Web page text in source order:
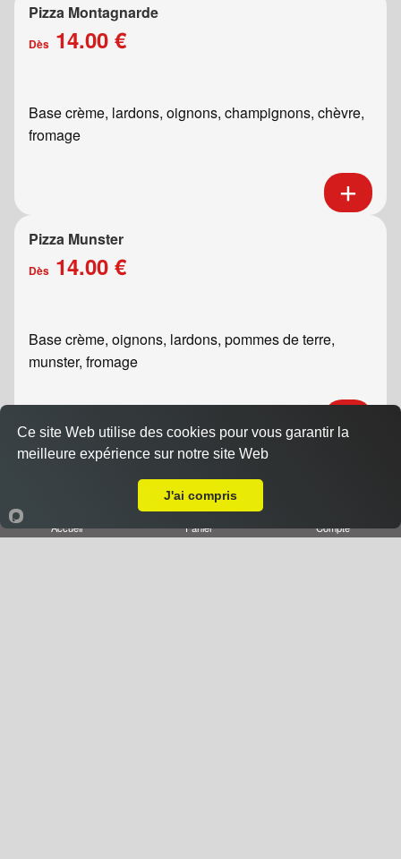
Pizza Montagnarde
Dès 14.00 €
Base crème, lardons, oignons, champignons, chèvre,
fromage
Pizza Munster
Dès 14.00 €
Base crème, oignons, lardons, pommes de terre,
munster, fromage
Pizza Grenouillette
Accueil Panier Compte
Ce site Web utilise des cookies pour vous garantir la
meilleure expérience sur notre site Web
J'ai compris